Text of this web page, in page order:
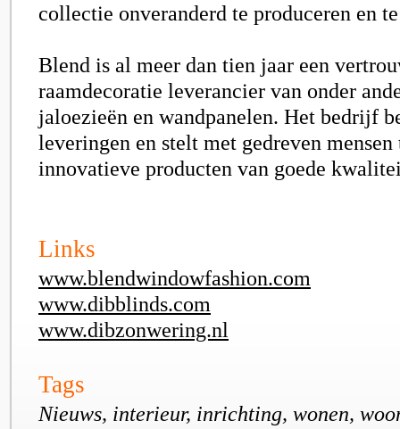
collectie onveranderd te produceren en
Blend is al meer dan tien jaar een
raamdecoratie leverancier van onder
jaloezieën en wandpanelen. Het bedrijf
leveringen en stelt met gedreven mensen
innovatieve producten van goede
Links
www.blendwindowfashion.com
www.dibblinds.com
www.dibzonwering.nl
Tags
Nieuws, interieur, inrichting, wonen,